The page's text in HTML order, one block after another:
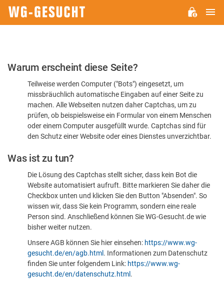
Bitte
dass
sind
Warum erscheint diese Seite?
Teilweise werden Computer ("Bots") eingesetzt, um
missbräuchlich automatische Eingaben auf einer Seite zu
machen. Alle Webseiten nutzen daher Captchas, um zu
prüfen, ob beispielsweise ein Formular von einem Menschen
oder einem Computer ausgefüllt wurde. Captchas sind für
den Schutz einer Website oder eines Dienstes unverzichtbar.
Was ist zu tun?
Die Lösung des Captchas stellt sicher, dass kein Bot die
Website automatisiert aufruft. Bitte markieren Sie daher die
Checkbox unten und klicken Sie den Button "Absenden". So
wissen wir, dass Sie kein Programm, sondern eine reale
Person sind. Anschließend können Sie WG-Gesucht.de wie
bisher weiter nutzen.
Unsere AGB können Sie hier einsehen: https://www.wg-
gesucht.de/en/agb.html . Informationen zum Datenschutz
finden Sie unter folgendem Link: https://www.wg-
gesucht.de/en/datenschutz.html .